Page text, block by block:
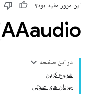
این مرور مفید بود؟
AAaudio
در این صفحه
شروع کردن
جریان های صوتی